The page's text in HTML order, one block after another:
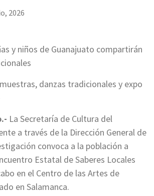
2026
y niños de Guanajuato compartirán
danzas tradicionales y expo
La Secretaría de Cultura del
a través de la Dirección General de
convoca a la población a
Estatal de Saberes Locales
en el Centro de las Artes de
en Salamanca.